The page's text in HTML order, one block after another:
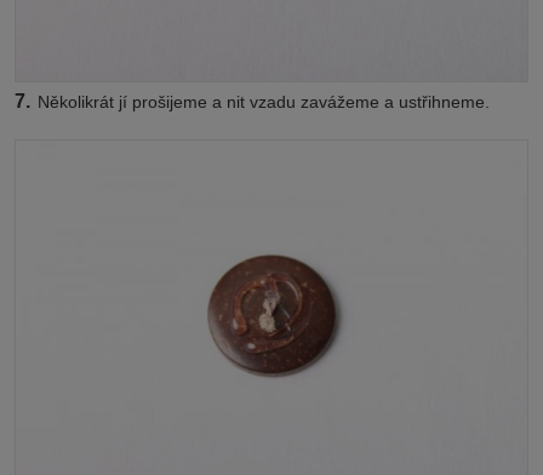
7. Několikrát jí prošijeme a nit vzadu zavážeme a ustřihneme.